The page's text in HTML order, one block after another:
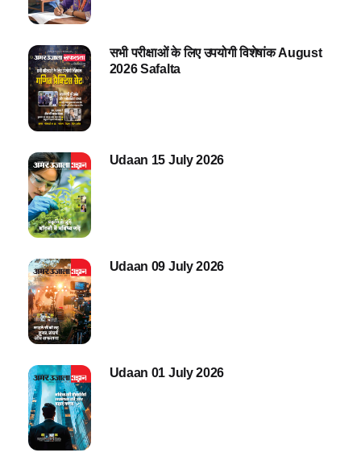
सभी परीक्षाओं के लिए उपयोगी विशेषांक August
2026 Safalta
Udaan 15 July 2026
Udaan 09 July 2026
Udaan 01 July 2026